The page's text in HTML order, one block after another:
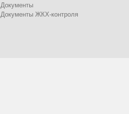
Документы
Документы ЖКХ-контроля